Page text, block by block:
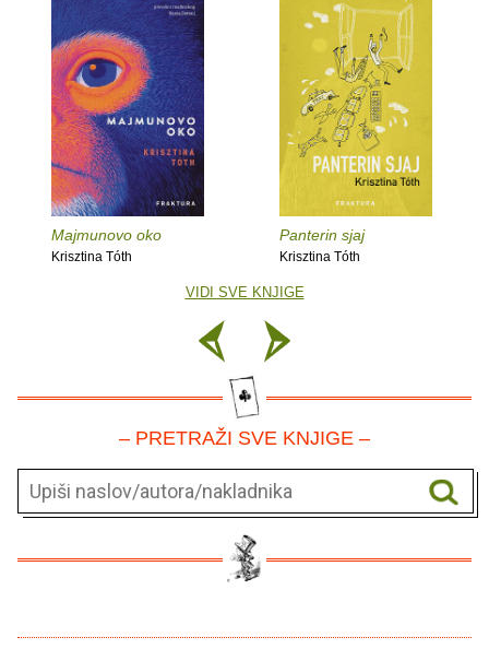
Majmunovo oko
Krisztina Tóth
Panterin sjaj
Krisztina Tóth
VIDI SVE KNJIGE
– PRETRAŽI SVE KNJIGE –